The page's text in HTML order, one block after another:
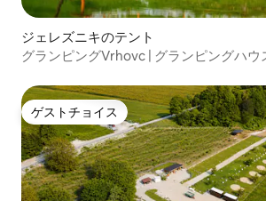
ジェレズニキのテント
グランピングVrhovc | グランピングハウ
ゲストチョイス
ゲストチョイス